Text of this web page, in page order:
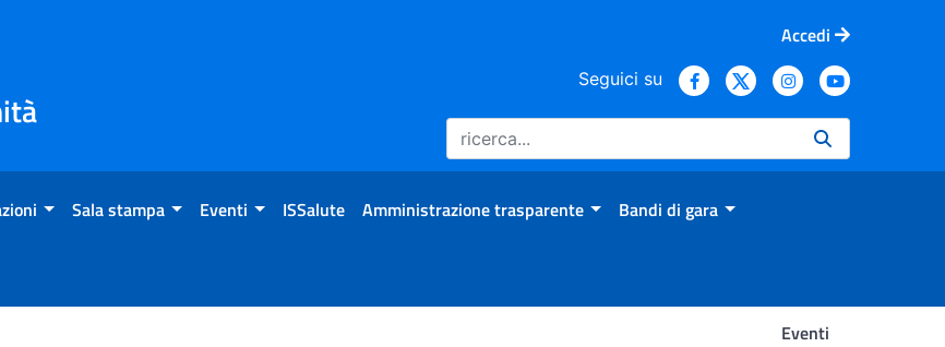
Accedi
Seguici su
Sala stampa Eventi ISSalute Amministrazione trasparente Bandi di gara
Eventi